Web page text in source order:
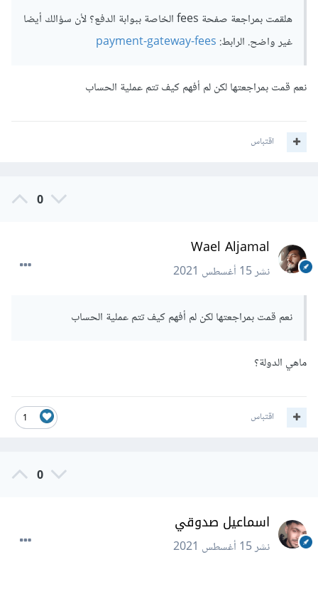
هلقمت بمراجعة صفحة fees الخاصة ببوابة الدفع؟ لأن سؤالك أيضا
غير واضح. الرابط: payment-gateway-fees
نعم قمت بمراجعتها لكن لم أفهم كيف تتم عملية الحساب
اقتباس
0
Wael Aljamal
نشر15 أغسطس 2021
نعم قمت بمراجعتها لكن لم أفهم كيف تتم عملية الحساب
ماهي الدولة؟
1 اقتباس
0
اسماعيل صدوقي
نشر15 أغسطس 2021